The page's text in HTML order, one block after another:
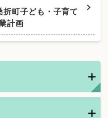
折町子ども・子育て
計画